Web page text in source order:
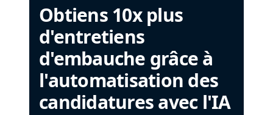
Obtiens 10x plus
d'entretiens
d'embauche grâce à
l'automatisation des
candidatures avec l'IA